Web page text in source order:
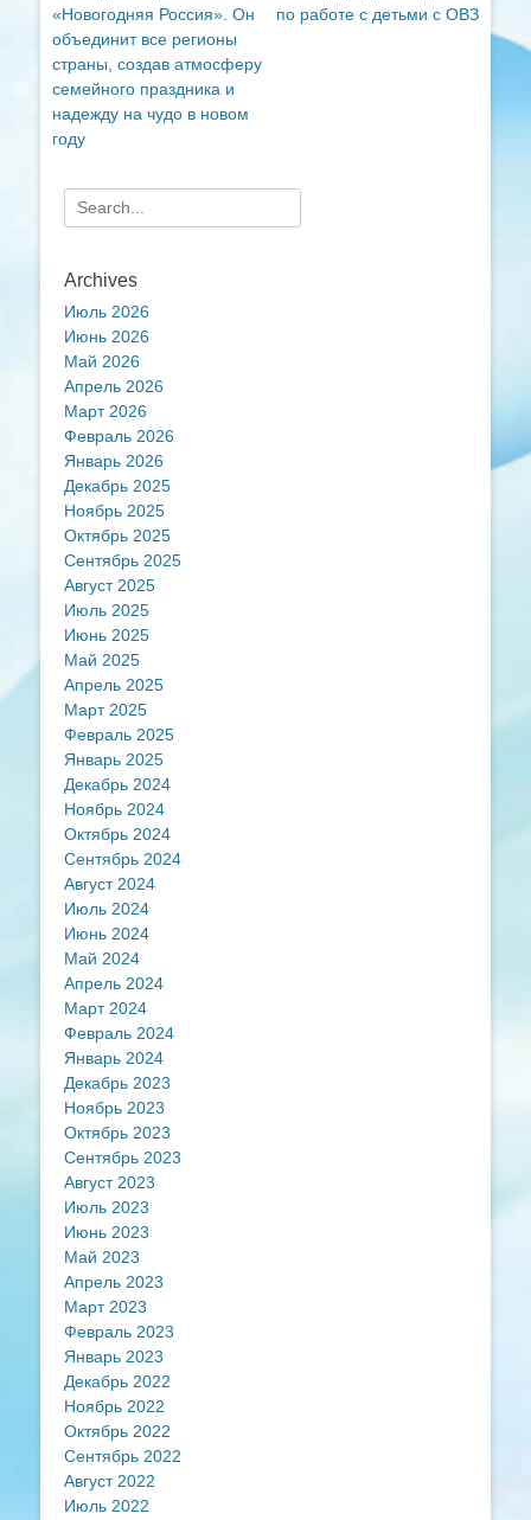
«Новогодняя Россия». Он
объединит все регионы
страны, создав атмосферу
семейного праздника и
надежду на чудо в новом
году
по работе с детьми с ОВЗ
Search
for:
Archives
Июль 2026
Июнь 2026
Май 2026
Апрель 2026
Март 2026
Февраль 2026
Январь 2026
Декабрь 2025
Ноябрь 2025
Октябрь 2025
Сентябрь 2025
Август 2025
Июль 2025
Июнь 2025
Май 2025
Апрель 2025
Март 2025
Февраль 2025
Январь 2025
Декабрь 2024
Ноябрь 2024
Октябрь 2024
Сентябрь 2024
Август 2024
Июль 2024
Июнь 2024
Май 2024
Апрель 2024
Март 2024
Февраль 2024
Январь 2024
Декабрь 2023
Ноябрь 2023
Октябрь 2023
Сентябрь 2023
Август 2023
Июль 2023
Июнь 2023
Май 2023
Апрель 2023
Март 2023
Февраль 2023
Январь 2023
Декабрь 2022
Ноябрь 2022
Октябрь 2022
Сентябрь 2022
Август 2022
Июль 2022